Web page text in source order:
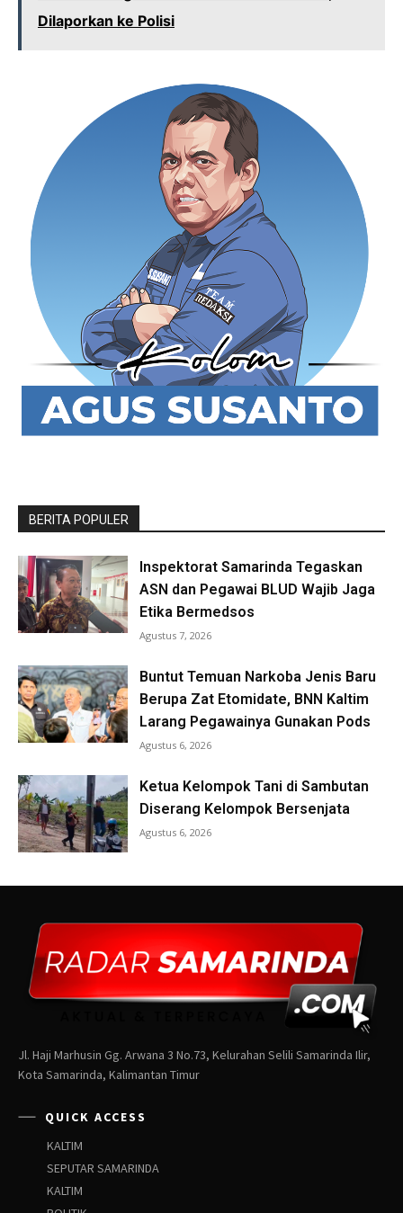
Jl. Haji Marhusin Gg. Arwana 3 No.73, Kelurahan Selili Samarinda Ilir,
Kota Samarinda, Kalimantan Timur
QUICK ACCESS
KALTIM
SEPUTAR SAMARINDA
KALTIM